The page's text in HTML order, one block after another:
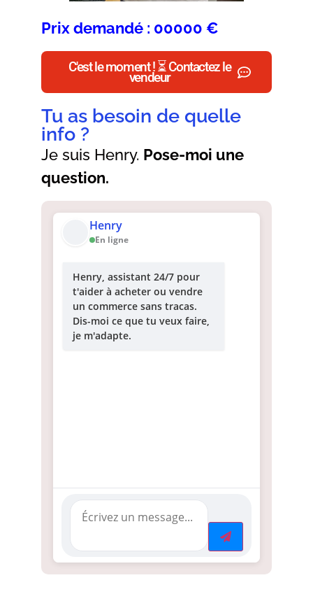
Prix demandé : 00000 €
C'est le moment ! ⏳ Contactez le
vendeur
Henry
En ligne
Henry, assistant 24/7 pour
t'aider à acheter ou vendre
un commerce sans tracas.
Dis-moi ce que tu veux faire,
je m'adapte.
Je suis Henry. Pose-moi une
question.
Tu as besoin de quelle
info ?